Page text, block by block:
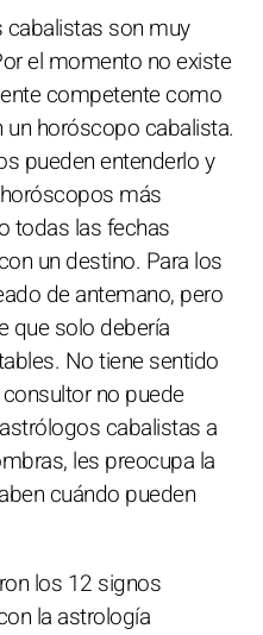
son muy
el momento no existe
competente como
horóscopo cabalista.
pueden entenderlo y
más
todas las fechas
un destino. Para los
de antemano, pero
que solo debería
No tiene sentido
no puede
cabalistas a
les preocupa la
cuándo pueden
los 12 signos
la astrología